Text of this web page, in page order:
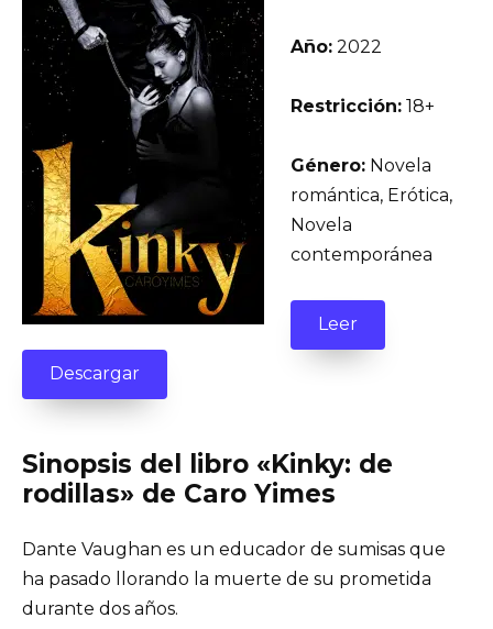
Año: 2022
Restricción: 18+
Género: Novela
romántica, Erótica,
Novela
contemporánea
Leer
Descargar
Sinopsis del libro «Kinky: de
rodillas» de Caro Yimes
Dante Vaughan es un educador de sumisas que
ha pasado llorando la muerte de su prometida
durante dos años.